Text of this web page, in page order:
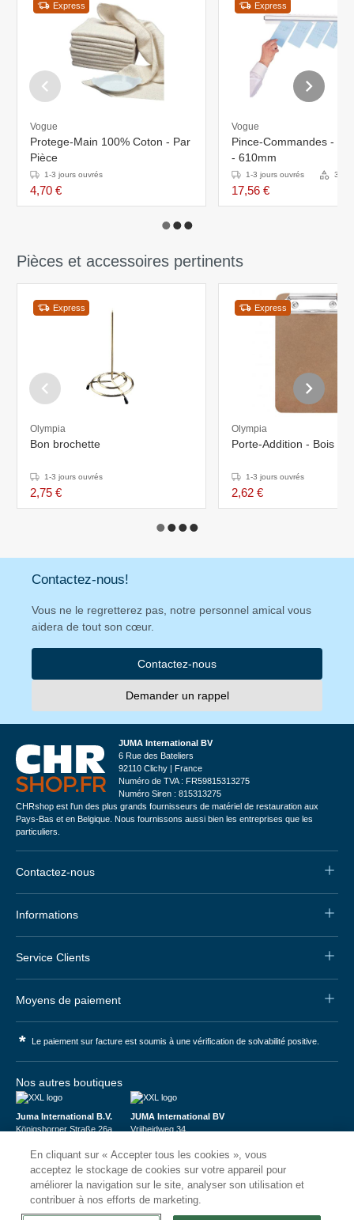
Express
Vogue
Protege-Main 100% Coton - Par
Pièce
1-3 jours ouvrés
4,70 €
Express
Vogue
Pince-Commandes -
- 610mm
1-3 jours ouvrés 3
17,56 €
Pièces et accessoires pertinents
Express
Olympia
Bon brochette
1-3 jours ouvrés
2,75 €
Express
Olympia
Porte-Addition - Bois -
1-3 jours ouvrés
2,62 €
Contactez-nous!
Vous ne le regretterez pas, notre personnel amical vous
aidera de tout son cœur.
Contactez-nous
Demander un rappel
JUMA International BV
6 Rue des Bateliers
92110 Clichy | France
Numéro de TVA : FR59815313275
Numéro Siren : 815313275
CHRshop est l'un des plus grands fournisseurs de matériel de restauration aux
Pays-Bas et en Belgique. Nous fournissons aussi bien les entreprises que les
particuliers.
Contactez-nous
Informations
Service Clients
Moyens de paiement
* Le paiement sur facture est soumis à une vérification de solvabilité positive.
Nos autres boutiques
Juma International B.V.
Königsborner Straße 26a
USt-ID: DE321159873
Handelsregister: 58573909
JUMA International BV
Vrijheidweg 34
BTW: NL853095048B01
K.V.K.: 58573909
En cliquant sur « Accepter tous les cookies », vous
acceptez le stockage de cookies sur votre appareil pour
améliorer la navigation sur le site, analyser son utilisation et
contribuer à nos efforts de marketing.